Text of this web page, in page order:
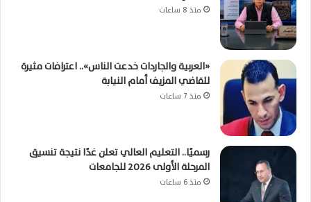
منذ 8 ساعات
«العربية والجاردات خدعت الناس».. اعترافات مثيرة
للقاضي المزيف أمام النيابة
منذ 7 ساعات
رسميًا.. التعليم العالي تعلن غدًا نتيجة تنسيق
المرحلة الأولى 2026 للجامعات
منذ 6 ساعات